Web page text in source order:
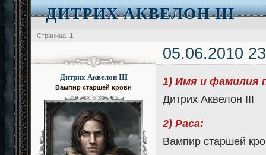
ДИТРИХ АКВЕЛОН III
Страница: 1
05.06.2010
Дитрих Аквелон III
Вампир старшей крови
1) Имя и фамилия
Дитрих Аквелон III
2) Раса:
Вампир старшей